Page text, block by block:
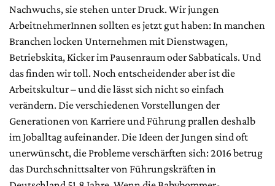
Nachwuchs, sie stehen unter Druck. Wir jungen
ArbeitnehmerInnen sollten es jetzt gut haben: In manchen
Branchen locken Unternehmen mit Dienstwagen,
Betriebskita, Kicker im Pausenraum oder Sabbaticals. Und
das finden wir toll. Noch entscheidender aber ist die
Arbeitskultur – und die lässt sich nicht so einfach
verändern. Die verschiedenen Vorstellungen der
Generationen von Karriere und Führung prallen deshalb
im Joballtag aufeinander. Die Ideen der Jungen sind oft
unerwünscht, die Probleme verschärften sich: 2016 betrug
das Durchschnittsalter von Führungskräften in